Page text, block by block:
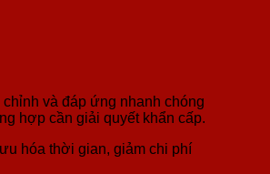
và đáp ứng nhanh chóng
hợp cần giải quyết khẩn cấp.
hóa thời gian, giảm chi phí